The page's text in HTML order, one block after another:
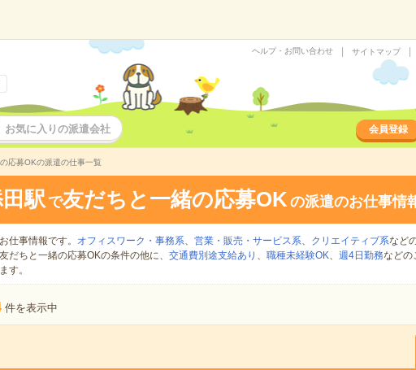
ヘルプ・お問い合わせ サイトマップ
お気に入りの派遣会社 会員登録
応募OKの派遣の仕事一覧
駅 で友だちと一緒の応募OKの派遣のお仕事情
仕事情報です。 オフィスワーク・事務系、 営業・販売・サービス系、 クリエイティブ系など
だちと一緒の応募OKの条件の他に、 交通費別途支給あり 、 職種未経験OK、 週4日勤務などの
す。
件を表示中